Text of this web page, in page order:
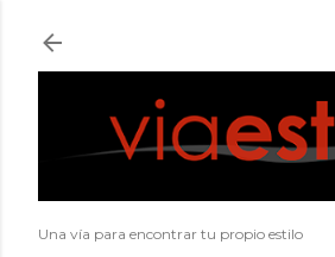
Una vía para encontrar tu propio estilo